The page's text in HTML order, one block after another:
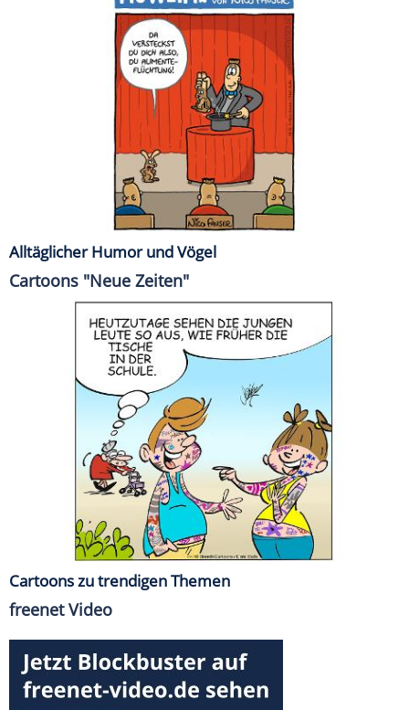
Alltäglicher Humor und Vögel
Cartoons "Neue Zeiten"
Cartoons zu trendigen Themen
freenet Video